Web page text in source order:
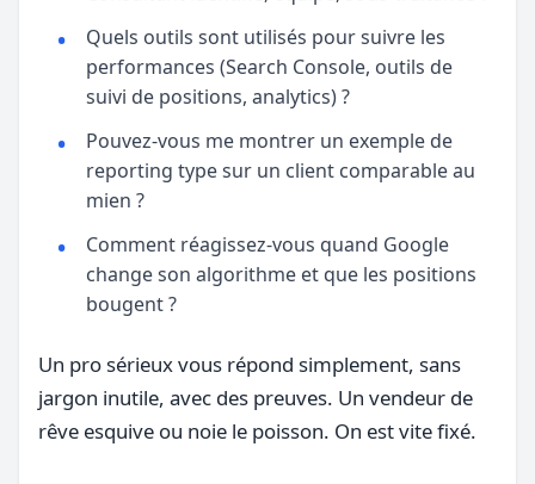
Quels outils sont utilisés pour suivre les
performances (Search Console, outils de
suivi de positions, analytics) ?
Pouvez-vous me montrer un exemple de
reporting type sur un client comparable au
mien ?
Comment réagissez-vous quand Google
change son algorithme et que les positions
bougent ?
Un pro sérieux vous répond simplement, sans
jargon inutile, avec des preuves. Un vendeur de
rêve esquive ou noie le poisson. On est vite fixé.